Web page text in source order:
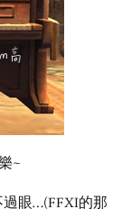
~
過眼…(FFXI的那